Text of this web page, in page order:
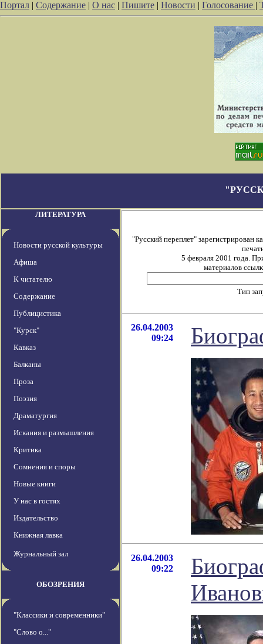
Портал | Содержание | О нас | Пишите | Новости | Голосование |
ЛИТЕРАТУРА
Новости русской культуры
Афиша
К читателю
Содержание
Публицистика
"Курск"
Кавказ
Балканы
Проза
Поэзия
Драматургия
Искания и размышления
Критика
Сомнения и споры
Новые книги
У нас в гостях
Издательство
Книжная лавка
Журнальный зал
ОБОЗРЕНИЯ
"Классики и современники"
"Слово о..."
"Русский переплет" зарегистрирован
5 февраля 2001 года.
материалов
Тип
26.04.2003
09:24
26.04.2003
09:22